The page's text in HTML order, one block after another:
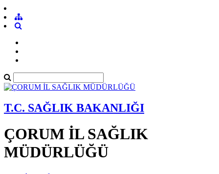
T.C. SAĞLIK BAKANLIĞI
ÇORUM İL SAĞLIK
MÜDÜRLÜĞÜ